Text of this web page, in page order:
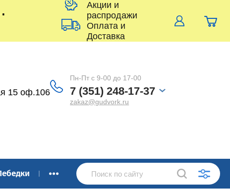
Акции и
распродажи
Оплата и
Доставка
15 оф.106
Пн-Пт с 9-00 до 17-00
7 (351) 248-17-37
zakaz@gudvork.ru
...